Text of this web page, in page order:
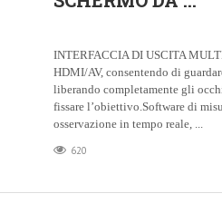
INTERFACCIA DI USCITA
HDMI/AV, consentendo di
liberando completamente gli
fissare l’obiettivo.Software di
osservazione in tempo reale, ...
620